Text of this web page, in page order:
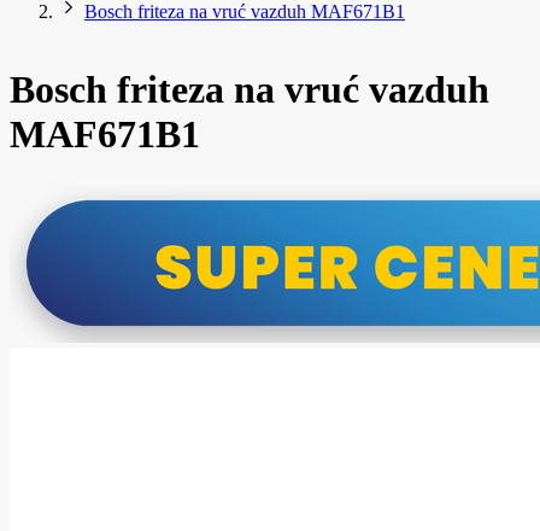
Bosch friteza na vruć vazduh MAF671B1
Bosch friteza na vruć vazduh
MAF671B1